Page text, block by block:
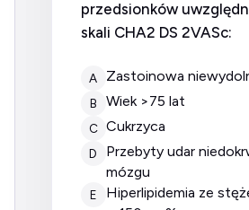
przedsionków
skali CHA2 DS 2VASc:
A zastoinowa
B wiek >75 lat
C cukrzyca
D
przebyty udar niedokrwienny
mózgu
E
hiperlipidemia ze stężeniem LDL